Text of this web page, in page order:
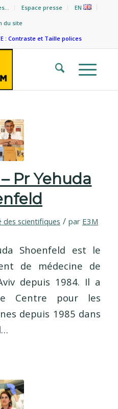
Espace presse
EN
du site
: Contraste et Taille polices
Pr Yehuda
des scientifiques / par E3M
Shoenfeld est le
de médecine de
depuis 1984. Il a
Centre pour les
depuis 1985 dans